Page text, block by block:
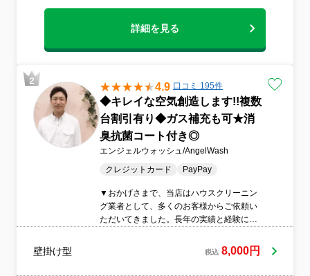
詳細を見る
4.9 口コミ 195件
◆キレイな空気創造します!!複数
台割引有り◆ガス補充も可★消
臭抗菌コート付き◎
エンジェルウォッシュ/AngelWash
クレジットカード
PayPay
▼おかげさまで、当店はハウスクリーニン
グ業者として、多くのお客様からご依頼い
ただいてきました。長年の実績と経験には
プロにお任せください。▼お掃除のプロの
自覚を持ち、丁寧かつ安全なクリーニング
壁掛け型 税込 8,000円